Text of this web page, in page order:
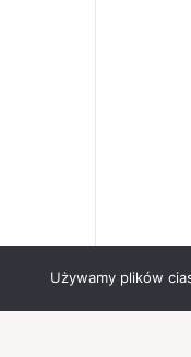
Używamy plików